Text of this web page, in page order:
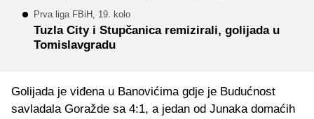
Prva liga FBiH, 19. kolo
Tuzla City i Stupčanica remizirali, golijada u
Tomislavgradu
Golijada je viđena u Banovićima gdje je Budućnost
savladala Goražde sa 4:1, a jedan od Junaka domaćih